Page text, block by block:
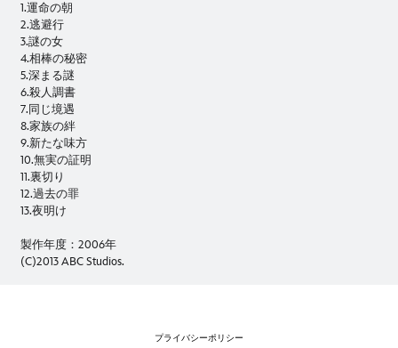
1.運命の朝
2.逃避行
3.謎の女
4.相棒の秘密
5.深まる謎
6.殺人調書
7.同じ境遇
8.家族の絆
9.新たな味方
10.無実の証明
11.裏切り
12.過去の罪
13.夜明け
製作年度：2006年
(C)2013 ABC Studios.
プライバシーポリシー